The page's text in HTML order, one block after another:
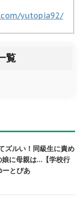
yutopia92/
覧
ズルい！同級生に責め
娘に母親は…【学校行
とぴあ